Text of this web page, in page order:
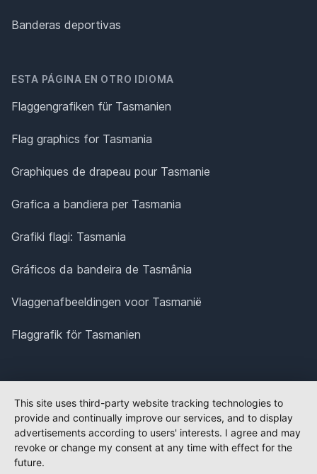
Banderas deportivas
ESTA PÁGINA EN OTRO IDIOMA
Flaggengrafiken für Tasmanien
Flag graphics for Tasmania
Graphiques de drapeau pour Tasmanie
Grafica a bandiera per Tasmania
Grafiki flagi: Tasmania
Gráficos da bandeira de Tasmânia
Vlaggenafbeeldingen voor Tasmanië
Flaggrafik för Tasmanien
This site uses third-party website tracking technologies to
provide and continually improve our services, and to display
advertisements according to users' interests. I agree and may
revoke or change my consent at any time with effect for the
future.